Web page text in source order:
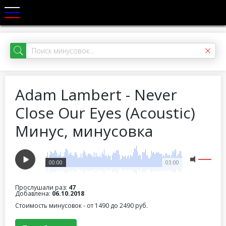
Adam Lambert - Never
Close Our Eyes (Acoustic)
Минус, минусовка
03:00
00:00
Прослушали раз: 47
Добавлена: 06.10.2018
Стоимость минусовок - от 1490 до 2490 руб.